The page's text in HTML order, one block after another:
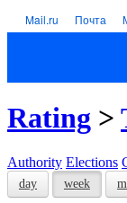
Mail.ru Почта
Rating >
Authority Elections
day week